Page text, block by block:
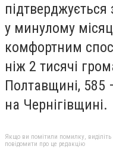
у минулому
комфортним
ніж 2 тисячі
Полтавщині, 585
на Чернігівщині.
Якщо ви помітили помилку, виділіть
повідомити про це редакцію